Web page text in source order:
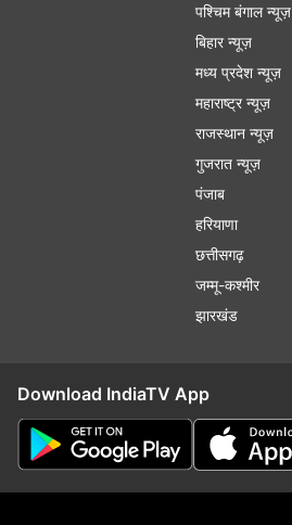
पश्चिम बंगाल न्यूज़
बिहार न्यूज़
मध्य प्रदेश न्यूज़
महाराष्ट्र न्यूज़
राजस्थान न्यूज़
गुजरात न्यूज़
पंजाब
हरियाणा
छत्तीसगढ़
जम्मू-कश्मीर
झारखंड
Download IndiaTV App